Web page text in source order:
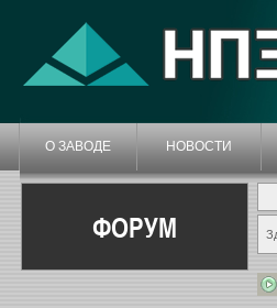
О ЗАВОДЕ НОВОСТИ
ФОРУМ